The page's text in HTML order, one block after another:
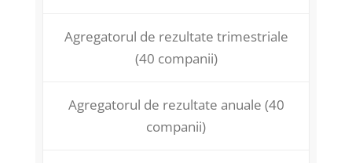
Agregatorul de rezultate trimestriale
(40 companii)
Agregatorul de rezultate anuale (40
companii)